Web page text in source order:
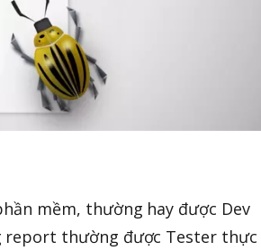
mềm, thường hay được Dev
report thường được Tester thực